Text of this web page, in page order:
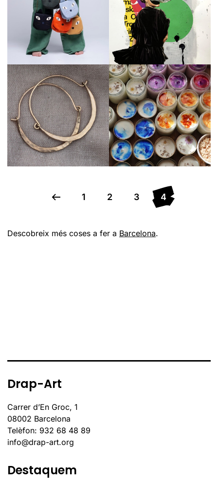
Veure perfil
Veure perfil
Veure perfil Veure perfil
1 2 3 4
Descobreix més coses a fer a Barcelona.
Drap-Art
Carrer d’En Groc, 1
08002 Barcelona
Telèfon: 932 68 48 89
info@drap-art.org
Destaquem